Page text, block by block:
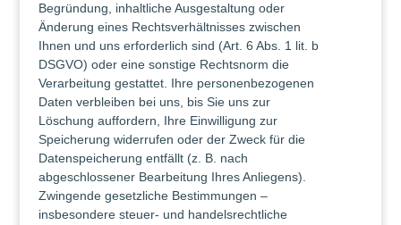
Begründung, inhaltliche Ausgestaltung oder
Änderung eines Rechtsverhältnisses zwischen
Ihnen und uns erforderlich sind (Art. 6 Abs. 1 lit. b
DSGVO) oder eine sonstige Rechtsnorm die
Verarbeitung gestattet. Ihre personenbezogenen
Daten verbleiben bei uns, bis Sie uns zur
Löschung auffordern, Ihre Einwilligung zur
Speicherung widerrufen oder der Zweck für die
Datenspeicherung entfällt (z. B. nach
abgeschlossener Bearbeitung Ihres Anliegens).
Zwingende gesetzliche Bestimmungen –
insbesondere steuer- und handelsrechtliche